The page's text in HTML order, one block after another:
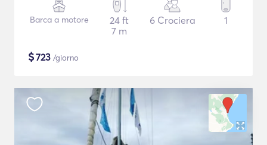
Barca a motore
24 ft
7 m
6 Crociera 1
$723 /giorno